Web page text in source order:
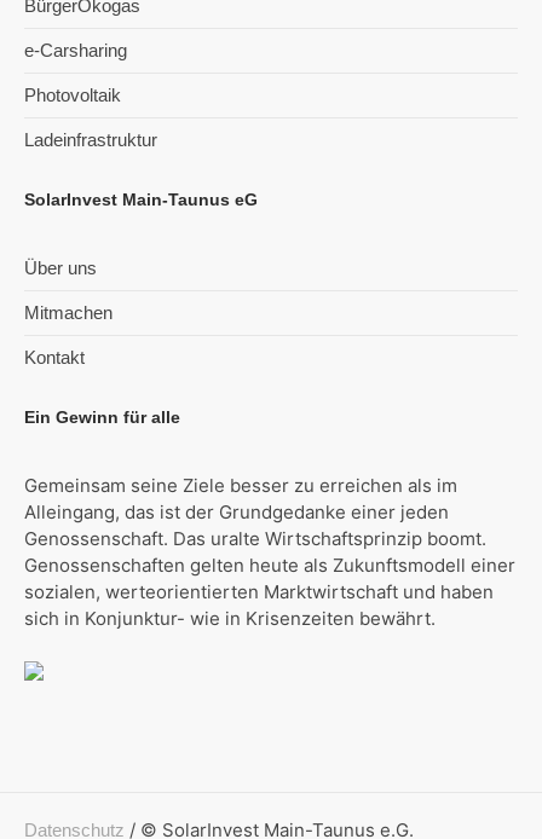
BürgerÖkogas
e-Carsharing
Photovoltaik
Ladeinfrastruktur
SolarInvest Main-Taunus eG
Über uns
Mitmachen
Kontakt
Ein Gewinn für alle
Gemeinsam seine Ziele besser zu erreichen als im
Alleingang, das ist der Grundgedanke einer jeden
Genossenschaft. Das uralte Wirtschaftsprinzip boomt.
Genossenschaften gelten heute als Zukunftsmodell einer
sozialen, werteorientierten Marktwirtschaft und haben
sich in Konjunktur- wie in Krisenzeiten bewährt.
Datenschutz / © SolarInvest Main-Taunus e.G.